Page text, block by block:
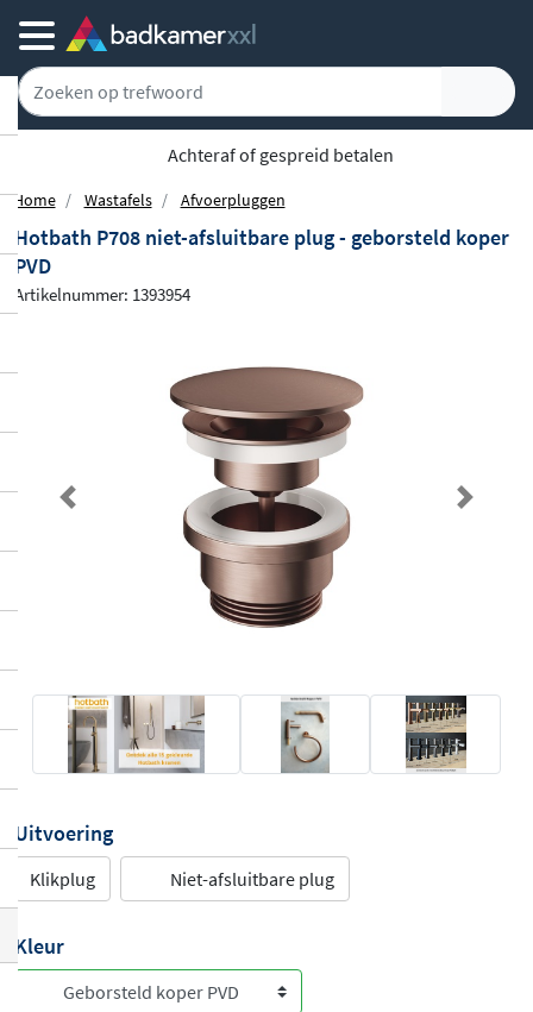
Achteraf of gespreid betalen
Home Wastafels Afvoerpluggen
Hotbath P708 niet-afsluitbare plug - geborsteld koper
PVD
Artikelnummer: 1393954
Previous Next
Uitvoering
Klikplug Niet-afsluitbare plug
Kleur